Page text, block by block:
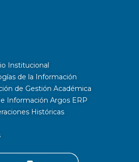
Institucional
de la Información
de Gestión Académica
Información Argos ERP
Históricas